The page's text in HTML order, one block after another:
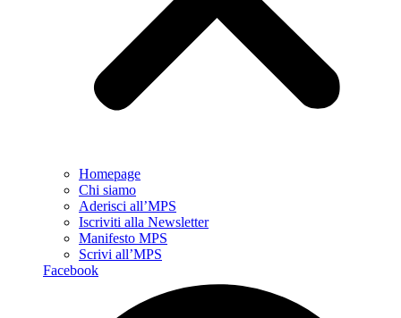
Homepage
Chi siamo
Aderisci all’MPS
Iscriviti alla Newsletter
Manifesto MPS
Scrivi all’MPS
Facebook